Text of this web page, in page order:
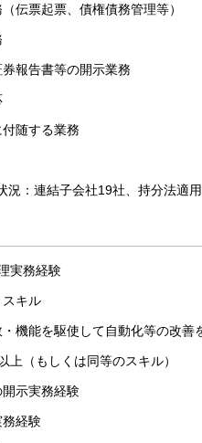
伝票起票、債権債務管理等）
報告書等の開示業務
随する業務
況：連結子会社19社、持分法適
実務経験
スキル
機能を駆使して自動化等の改善
上（もしくは同等のスキル）
示実務経験
務経験